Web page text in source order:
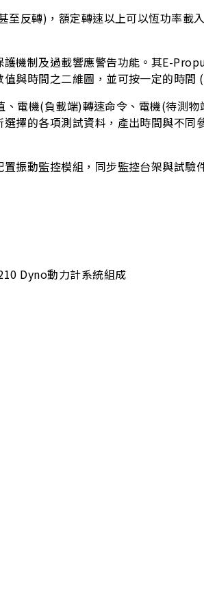
反轉)，額定轉速以上可以恆功率載
機制及過載響應警告功能。其E-
與時間之二維圖，並可按一定的時間
電機(負載端)轉速命令、電機(待測
擇的各項測試資料，產出時間與不
振動監控模組，同步監控台架與試